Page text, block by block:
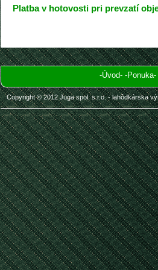
Platba v hotovosti pri prevzatí
Copyright © 2012 Juga spol. s.r.o. - lahôdkárska
-Úvod- -Ponuka-